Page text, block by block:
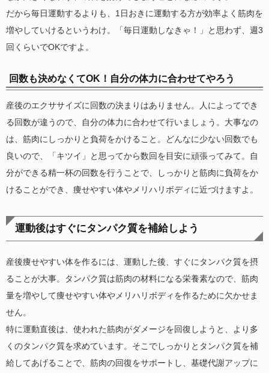
だから毎日運動するよりも、1日おきに運動する方が効率よく筋肉を
増やしていけるというわけ。「毎日運動しなきゃ！」と思わず、週3
回くらいでOKですよ。
回数も決めなくてOK！自分の体力に合わせてやろう
産後のエクササイズに回数の決まりはありません。人によってでき
る回数が違うので、自分の体力に合わせて行いましょう。大事なの
は、筋肉にしっかりと負荷をかけること。どんなに少ない回数でも
良いので、「キツイ」と思ってから数回を目安に頑張ってみて。自
分ができる精一杯の回数を行うことで、しっかりと筋肉に負荷をか
けることができ、痩せやすい体やメリハリボディに近づけますよ。
運動後はすぐにタンパク質を補給しよう
産後痩せやすい体を作るには、運動した後、すぐにタンパク質を摂
ることが大事。タンパク質は筋肉の材料になる栄養素なので、筋肉
量を増やして痩せやすい体やメリハリボディを作るために欠かせま
せん。
特に運動直後は、使われた筋肉がダメージを回復しようと、より多
くのタンパク質を求めています。そこでしっかりとタンパク質を補
給してあげることで、筋肉の回復をサポートし、基礎代謝アップに